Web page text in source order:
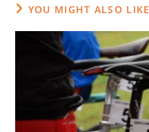
YOU MIGHT ALSO LIKE